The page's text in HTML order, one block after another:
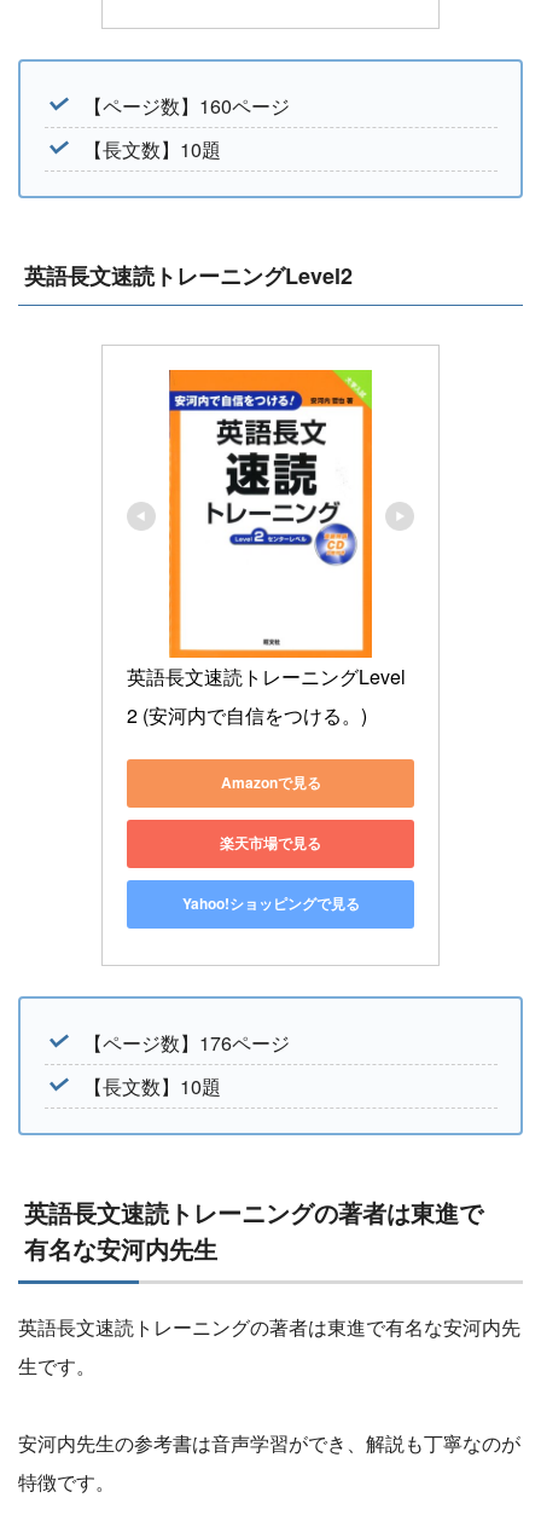
【ページ数】160ページ
【長文数】10題
英語長文速読トレーニングLevel2
英語長文速読トレーニングLevel
2 (安河内で自信をつける。)
Amazonで見る
楽天市場で見る
Yahoo!ショッピングで見る
【ページ数】176ページ
【長文数】10題
英語長文速読トレーニングの著者は東進で
有名な安河内先生
英語長文速読トレーニングの著者は東進で有名な安河内先
生です。
安河内先生の参考書は音声学習ができ、解説も丁寧なのが
特徴です。